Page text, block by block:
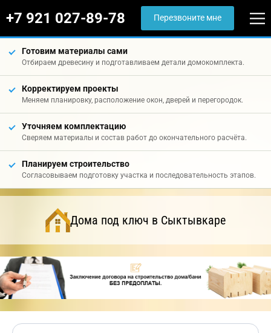
+7 921 027-89-78 Перезвоните мне
Готовим материалы сами
Отбираем древесину и подготавливаем детали домокомплекта.
Корректируем проекты
Меняем планировку, расположение окон, дверей и перегородок.
Уточняем комплектацию
Сверяем материалы и состав работ до окончательного расчёта.
Планируем строительство
Согласовываем подготовку участка и последовательность этапов.
Дома под ключ в Сыктывкаре